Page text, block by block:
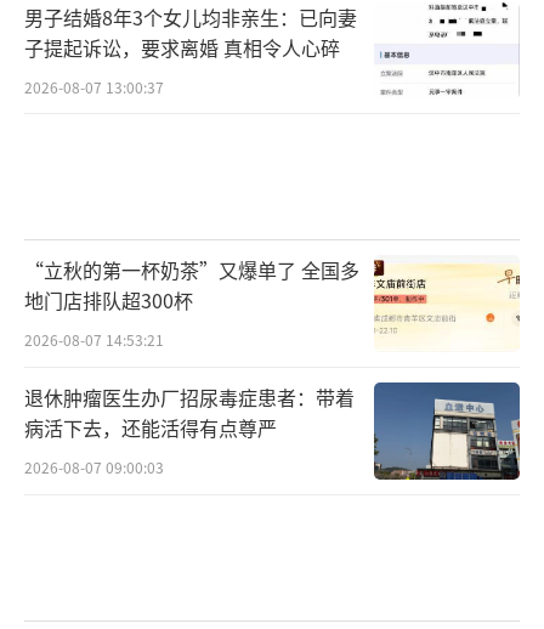
男子结婚8年3个女儿均非亲生：已向妻
子提起诉讼，要求离婚 真相令人心碎
2026-08-07 13:00:37
“立秋的第一杯奶茶”又爆单了 全国多
地门店排队超300杯
2026-08-07 14:53:21
退休肿瘤医生办厂招尿毒症患者：带着
病活下去，还能活得有点尊严
2026-08-07 09:00:03